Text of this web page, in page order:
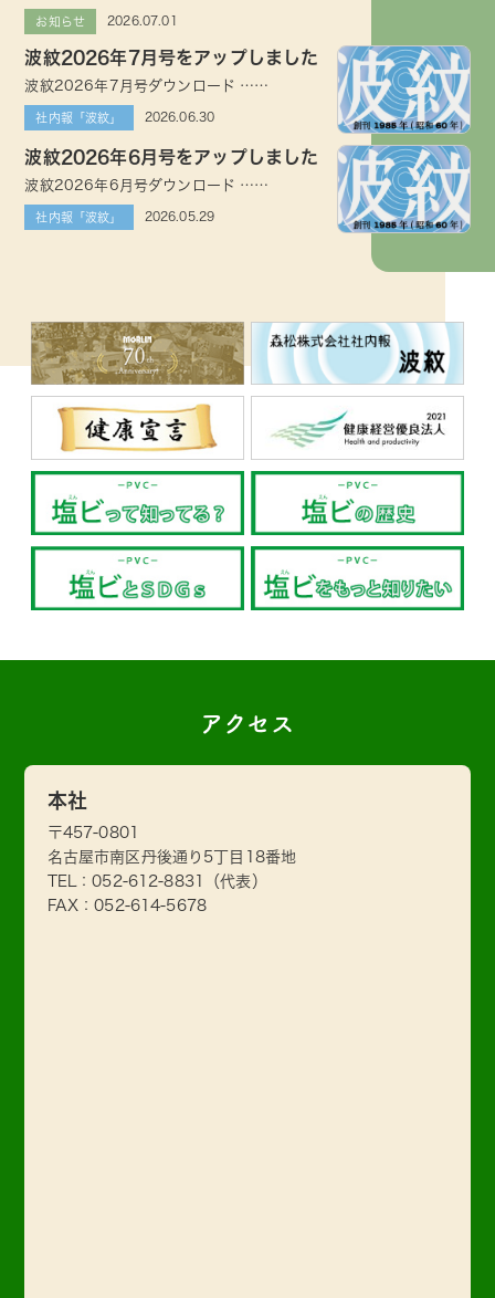
お知らせ 2026.07.01
波紋2026年7月号をアップしました
波紋2026年7月号ダウンロード ……
社内報「波紋」 2026.06.30
波紋2026年6月号をアップしました
波紋2026年6月号ダウンロード ……
社内報「波紋」 2026.05.29
アクセス
本社
〒457-0801
名古屋市南区丹後通り5丁目18番地
TEL：052-612-8831
（代表）
FAX：052-614-5678